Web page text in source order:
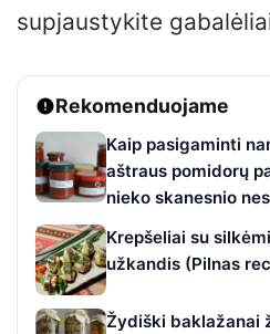
supjaustykite
Rekomenduojame
Kaip pasigaminti
aštraus pomidorų
nieko skanesnio
Krepšeliai su
užkandis (Pilnas
Žydiški baklažanai